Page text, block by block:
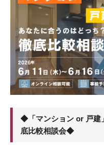
◆「マンション or 戸建
底比較相談会◆